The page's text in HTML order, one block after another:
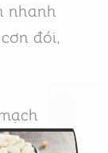
nhanh
đói,